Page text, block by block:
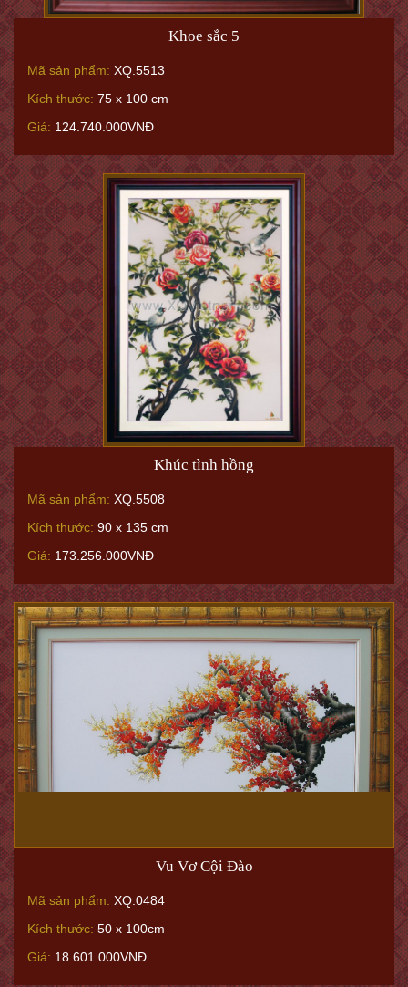
Khoe sắc 5
Mã sản phẩm: XQ.5513
Kích thước: 75 x 100 cm
Giá: 124.740.000VNĐ
Khúc tình hồng
Mã sản phẩm: XQ.5508
Kích thước: 90 x 135 cm
Giá: 173.256.000VNĐ
Vu Vơ Cội Đào
Mã sản phẩm: XQ.0484
Kích thước: 50 x 100cm
Giá: 18.601.000VNĐ